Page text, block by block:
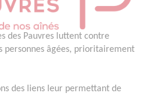
des Pauvres luttent contre
personnes âgées, prioritairement
des liens leur permettant de